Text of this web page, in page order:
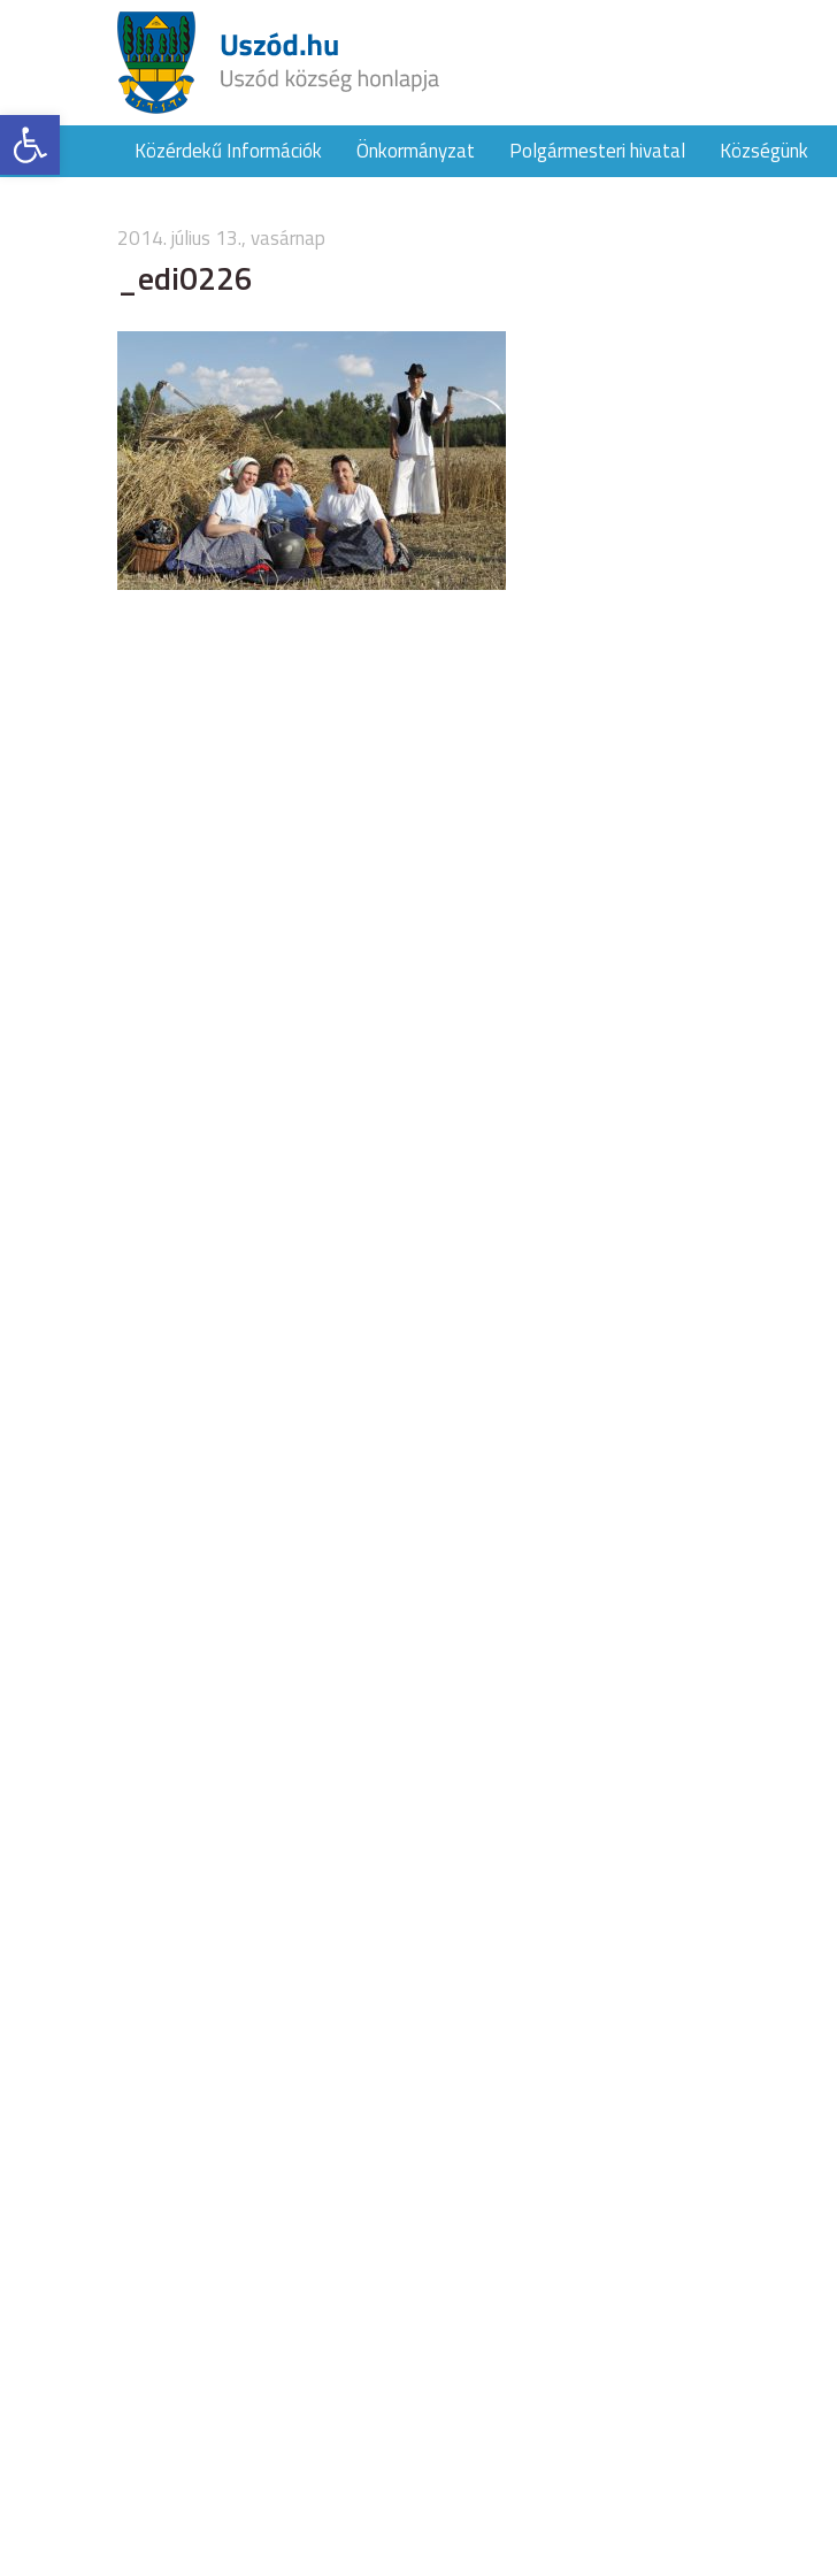
Eszköztár megnyitásaKözérdekű Információk Önkormányzat Polgármesteri hivatal Községünk
2014. július 13., vasárnap
_edi0226